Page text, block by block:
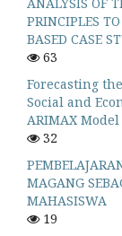
ANALYSIS OF
PRINCIPLES
BASED CASE
63
Forecasting
Social and
ARIMAX Model
32
MAGANG
MAHASISWA
19